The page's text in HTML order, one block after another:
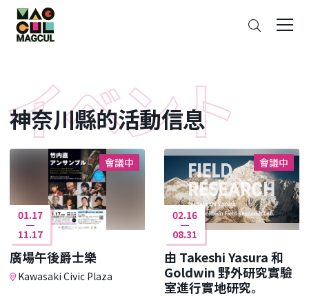
ン
テ
ン
ス
キ
ッ
プ
神奈川縣的活動信息
會議中
01.17
11.17
廣場午後爵士樂
Kawasaki Civic Plaza
會議中
02.16
08.31
由 Takeshi Yasura 和
Goldwin 野外研究實驗
室進行實地研究。